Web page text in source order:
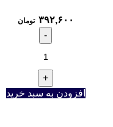
۳۹۲,۶۰۰ تومان
افزودن به سبد خرید